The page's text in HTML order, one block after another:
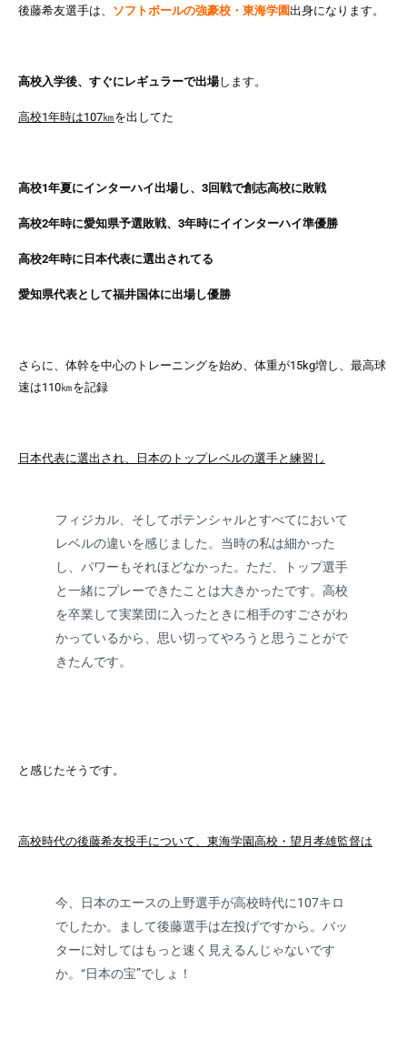
後藤希友選手は、 ソフトボールの強豪校・東海学園出身になります。
高校入学後、すぐにレギュラーで出場します。
高校1年時は107㎞を出してた
高校1年夏にインターハイ出場し、3回戦で創志高校に敗戦
高校2年時に愛知県予選敗戦、3年時にイインターハイ準優勝
高校2年時に日本代表に選出されてる
愛知県代表として福井国体に出場し優勝
さらに、 体幹を中心のトレーニングを始め、体重が15kg増し、最高球
速は110㎞を記録
日本代表に選出され、日本のトップレベルの選手と練習し
フィジカル、そしてポテンシャルとすべてにおいて
レベルの違いを感じました。当時の私は細かった
し、パワーもそれほどなかった。ただ、トップ選手
と一緒にプレーできたことは大きかったです。高校
を卒業して実業団に入ったときに相手のすごさがわ
かっているから、思い切ってやろうと思うことがで
きたんです。
と感じたそうです。
高校時代の後藤希友投手について、東海学園高校・望月孝雄監督は
今、日本のエースの上野選手が高校時代に107キロ
でしたか。まして後藤選手は左投げですから。バッ
ターに対してはもっと速く見えるんじゃないです
か。“日本の宝”でしょ！